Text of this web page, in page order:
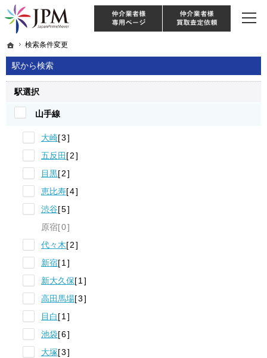
ホーム
検索条件変更
駅から検索
東京・神奈川・埼玉・千葉のリノベーション住宅や中古マンションを手がける会
【物件買取強化中！】リノベーション住宅・不動産・中古マンションならJPM
駅選択
山手線
大崎 3
五反田
2
目黒 2
恵比寿 4
渋谷 5
原宿 0
代々木 2
新宿 1
新大久保 1
高田馬場 3
目白 1
池袋 6
大塚 3
ホーム
検索条件変更